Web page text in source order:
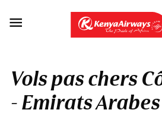

Vols pas chers
- Emirats